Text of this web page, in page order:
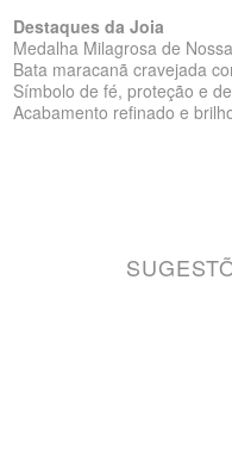
Destaques da Joia
Medalha Milagrosa de
Bata maracanã cravejada
Símbolo de fé, proteção e
Acabamento refinado e